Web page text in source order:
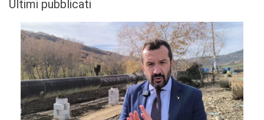
Ultimi pubblicati